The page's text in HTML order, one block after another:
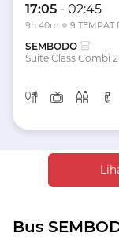
17:05 - 02:45
9h 40m 9 TEMPAT
SEMBODO
Suite Class Combi
Bus